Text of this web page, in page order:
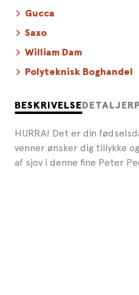
BESKRIVELSE DETALJER
HURRA! Det er din
venner ønsker dig tillykke
af sjov i denne fine Peter
Gucca
Saxo
William Dam
Polyteknisk Boghandel